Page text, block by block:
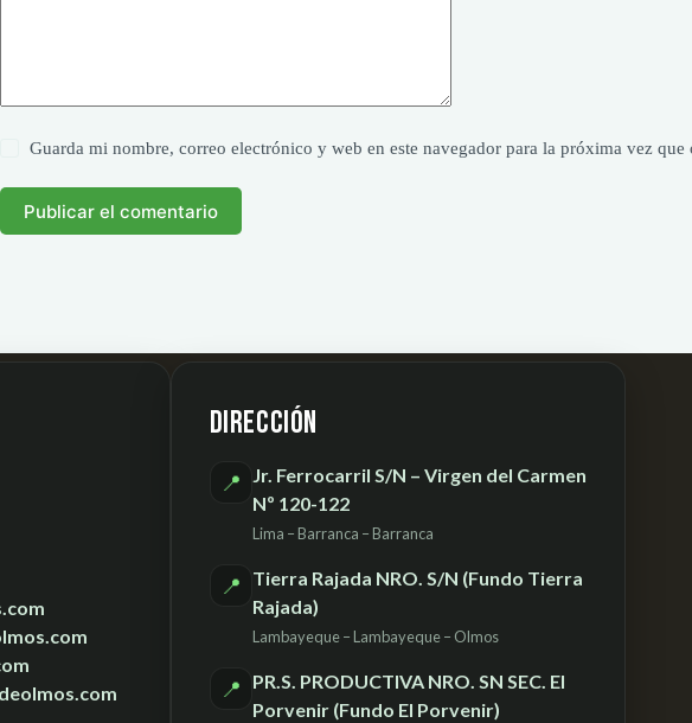
Guarda mi nombre, correo electrónico y web en este navegador para la próxima vez que
Publicar el comentario
Dirección
📍
Jr. Ferrocarril S/N – Virgen del Carmen
Nº 120-122
Lima – Barranca – Barranca
📍
Tierra Rajada NRO. S/N (Fundo Tierra
Rajada)
Lambayeque – Lambayeque – Olmos
📍
PR.S. PRODUCTIVA NRO. SN SEC. El
Porvenir (Fundo El Porvenir)